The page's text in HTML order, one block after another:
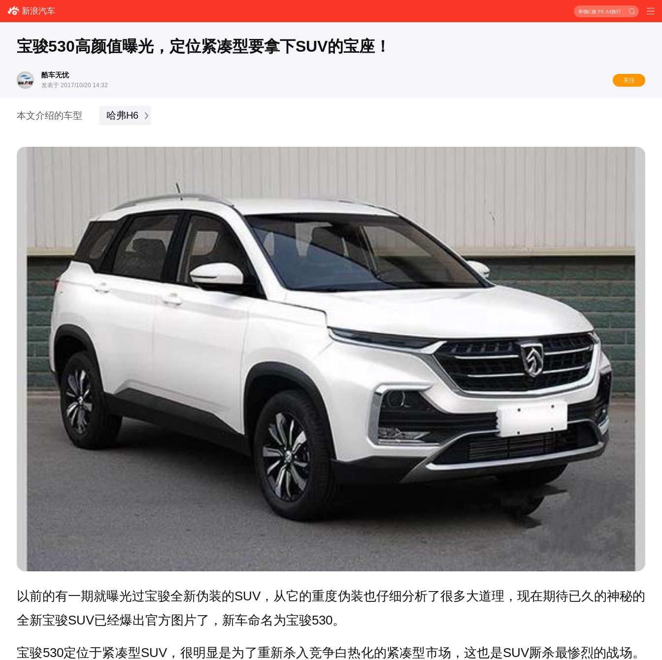
新浪汽车 奔驰C旅 PK A4旅行
宝骏530高颜值曝光，定位紧凑型要拿下SUV的宝座！
酷车无忧
发表于 2017/10/20 14:32
关注
本文介绍的车型 哈弗H6
以前的有一期就曝光过宝骏全新伪装的SUV，从它的重度伪装也仔细分析了很多大道理，现在期待已久的神秘的
全新宝骏SUV已经爆出官方图片了，新车命名为宝骏530。
宝骏530定位于紧凑型SUV，很明显是为了重新杀入竞争白热化的紧凑型市场，这也是SUV厮杀最惨烈的战场。